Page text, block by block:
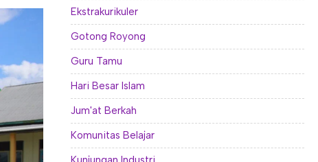
Ekstrakurikuler
Gotong Royong
Guru Tamu
Hari Besar Islam
Jum'at Berkah
Komunitas Belajar